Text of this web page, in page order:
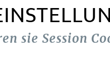
sie Session